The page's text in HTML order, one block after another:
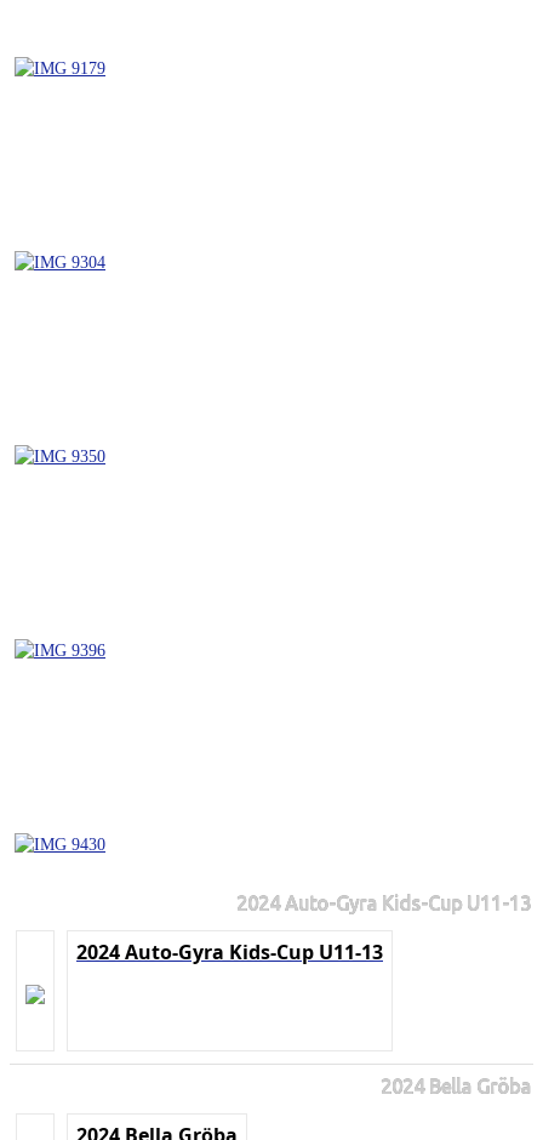
2024 Auto-Gyra Kids-Cup U11-13
2024 Auto-Gyra Kids-Cup U11-13
2024 Bella Gröba